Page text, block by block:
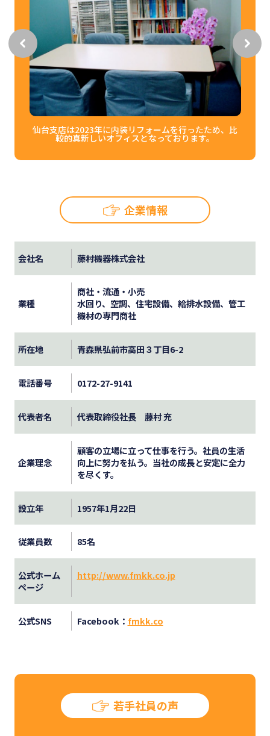
仙台支店は2023年に内装リフォームを行ったため、比
較的真新しいオフィスとなっております。
企業情報
会社名 藤村機器株式会社
業種
商社・流通・小売
水回り、空調、住宅設備、給排水設備、管工
機材の専門商社
所在地 青森県弘前市高田３丁目6-2
電話番号 0172-27-9141
代表者名 代表取締役社長 藤村 充
企業理念
顧客の立場に立って仕事を行う。社員の生活
向上に努力を払う。当社の成長と安定に全力
を尽くす。
設立年 1957年1月22日
従業員数 85名
公式ホーム
ページ
http://www.fmkk.co.jp
公式SNS Facebook： fmkk.co
若手社員の声